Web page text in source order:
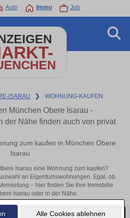
Alle Cookies ablehnen
Auto Immo Job
ISARAU ❯ WOHNUNG-KAUFEN
München Obere Isarau -
der Nähe finden auch von privat
zum kaufen in München Obere
Isarau
Isarau eine Wohnung zum kaufen?
an Eigentumswohnungen. Egal, ob
– hier finden Sie Ihre Immobilie
Isarau oder in der Nähe.